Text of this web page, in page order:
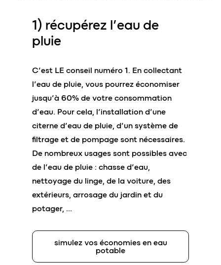
1) récupérez l’eau de
pluie
C’est LE conseil numéro 1. En collectant
l’eau de pluie, vous pourrez économiser
jusqu’à 60% de votre consommation
d’eau. Pour cela, l’installation d’une
citerne d’eau de pluie, d’un système de
filtrage et de pompage sont nécessaires.
De nombreux usages sont possibles avec
de l’eau de pluie : chasse d’eau,
nettoyage du linge, de la voiture, des
extérieurs, arrosage du jardin et du
potager, …
simulez vos économies en eau
potable